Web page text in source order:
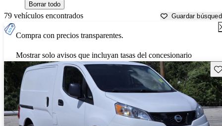
Borrar todo
79 vehículos encontrados Guardar
Compra con precios transparentes.
Mostrar solo avisos que incluyan tasas del concesionario